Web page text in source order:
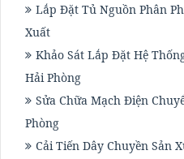
Lắp Đặt Tủ Nguồn Phân
Xuất
Khảo Sát Lắp Đặt Hệ
Hải Phòng
Sửa Chữa Mạch Điện
Phòng
Cải Tiến Dây Chuyền Sản